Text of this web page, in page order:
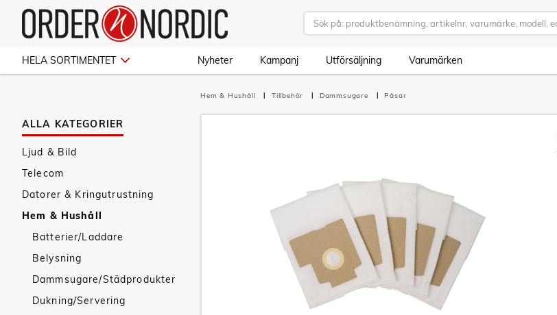
HELA SORTIMENTET Nyheter Kampanj Utförsäljning Varumärken
ALLA KATEGORIER
Ljud & Bild
Telecom
Datorer & Kringutrustning
Hem & Hushåll
Batterier/Laddare
Belysning
Dammsugare/Städprodukter
Dukning/Servering
Hem & Hushåll Tillbehör Dammsugare Påsar